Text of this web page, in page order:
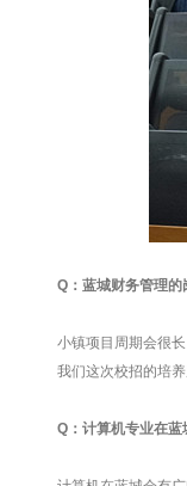
Q：蓝城财务管理的
小镇项目周期会很
我们这次校招的培
Q：计算机专业在蓝